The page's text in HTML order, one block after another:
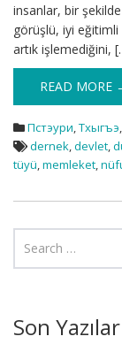
insanlar, bir
görüşlü, iyi eğitimli
artık işlemediğini,
READ MORE
Пстэури,Тхыгъэ,
dernek,devlet,
tüyü,memleket,
Son Yazılar